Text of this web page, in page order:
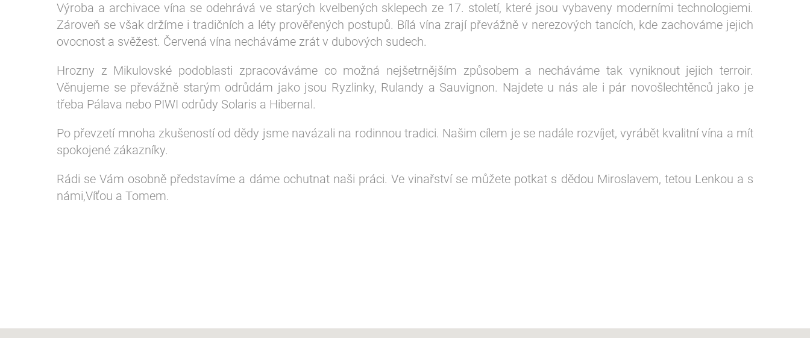
Výroba a archivace vína se odehrává ve starých kvelbených sklepech ze 17. století, které jsou vybaveny moderními technologiemi.
Zároveň se však držíme i tradičních a léty prověřených postupů. Bílá vína zrají převážně v nerezových tancích, kde zachováme jejich
ovocnost a svěžest. Červená vína necháváme zrát v dubových sudech.
Hrozny z Mikulovské podoblasti zpracováváme co možná nejšetrnějším způsobem a necháváme tak vyniknout jejich terroir.
Věnujeme se převážně starým odrůdám jako jsou Ryzlinky, Rulandy a Sauvignon. Najdete u nás ale i pár novošlechtěnců jako je
třeba Pálava nebo PIWI odrůdy Solaris a Hibernal.
Po převzetí mnoha zkušeností od dědy jsme navázali na rodinnou tradici. Našim cílem je se nadále rozvíjet, vyrábět kvalitní vína a mít
spokojené zákazníky.
Rádi se Vám osobně představíme a dáme ochutnat naši práci. Ve vinařství se můžete potkat s dědou Miroslavem, tetou Lenkou a s
námi,Víťou a Tomem.